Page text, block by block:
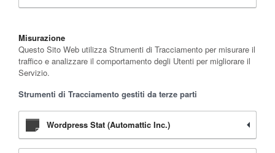
Misurazione
Questo Sito Web utilizza Strumenti di Tracciamento per misurare il
traffico e analizzare il comportamento degli Utenti per migliorare il
Servizio.
Strumenti di Tracciamento gestiti da terze parti
Wordpress Stat (Automattic Inc.)